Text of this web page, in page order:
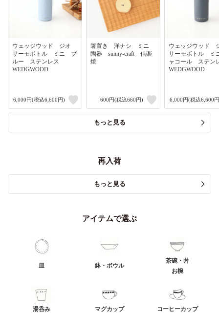
ウェッジウッド ジオ
サーモボトル ミニ ブ
ルー ステンレス
WEDGWOOD
6,000円(税込6,600円)
箸置き 洋ナシ ミニ
陶器 sunny-craft 信楽
焼
600円(税込660円)
ウェッジウッド
サーモボトル
ャコール ステ
WEDGWOOD
6,000円(税込6,600
もっと見る
再入荷
もっと見る
アイテムで選ぶ
皿 鉢・ボウル
茶碗・丼
お椀
湯呑み
マグカップ
コーヒーカップ